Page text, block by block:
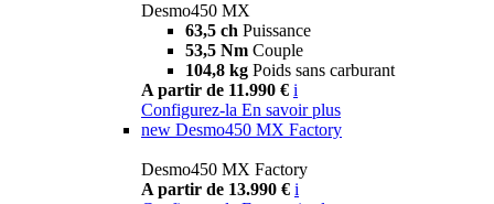
Desmo450 MX
63,5 ch Puissance
53,5 Nm Couple
104,8 kg Poids sans carburant
A partir de 11.990 € i
Configurez-la En savoir plus
new Desmo450 MX Factory
Desmo450 MX Factory
A partir de 13.990 € i